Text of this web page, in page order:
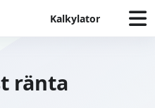
Kalkylator
ränta